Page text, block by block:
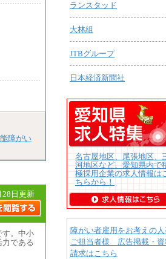
円
円
して拠点
より異
中で決定
障がい
28日更新
す。中小
である
ランスタッド
大林組
JTBグループ
日本経済新聞社
名古屋地区、尾張地区、
河地区など、愛知県内で
極採用企業の求人情報は
ちらから！
障がい者雇用をお考えの
ご担当者様 広告掲載・資
請求はこちら